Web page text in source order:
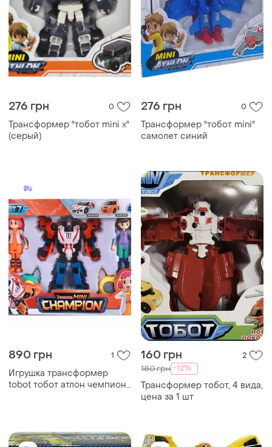
276 грн 0
Трансформер "тобот mini x"
(серый)
276 грн 0
Трансформер "тобот mini"
самолет синий
890 грн 1
Игрушка трансформер
tobot тобот атлон чемпион
160 грн 2
180 грн -12%
Трансформер тобот, 4 вида,
цена за 1 шт